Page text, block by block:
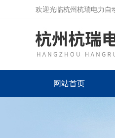
欢迎光临杭州杭瑞电力自
网站首页